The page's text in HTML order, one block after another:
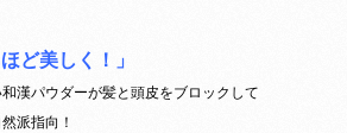
ど美しく！」
漢パウダーが髪と頭皮をブロックして
派指向！